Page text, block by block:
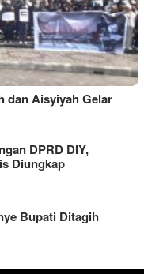
dan Aisyiyah Gelar
DPRD DIY,
Diungkap
Bupati Ditagih